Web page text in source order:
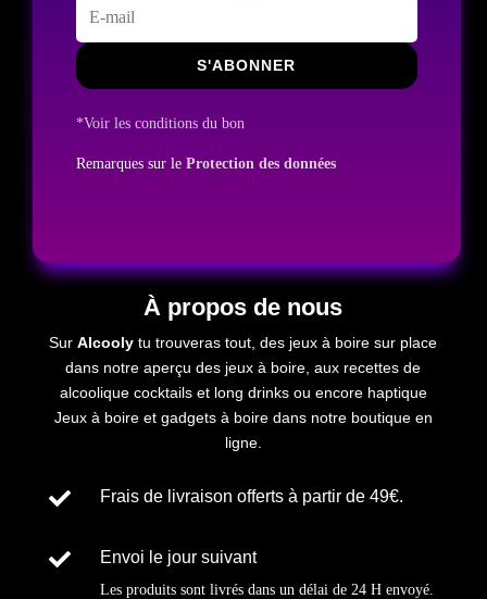
S'ABONNER
*Voir les conditions du bon
Remarques sur le Protection des données
À propos de nous
SurAlcooly tu trouveras tout, des jeux à boire sur place
dans notre aperçu des jeux à boire, aux recettes de
alcooliquecocktails et long drinks ou encore haptique
Jeux à boire et gadgets à boire dans notre boutique en
ligne.
 Frais de livraison offerts à partir de 49€.
 Envoi le jour suivant
Les produits sont livrés dans un délai de 24 H envoyé.